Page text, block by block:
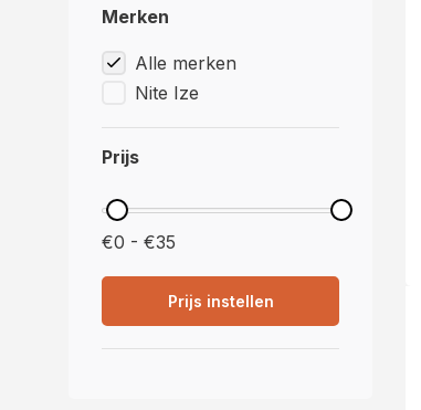
Merken
Alle merken
Nite Ize
Prijs
€0 - €35
Prijs instellen